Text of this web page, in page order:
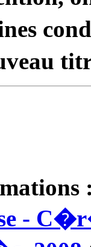
-